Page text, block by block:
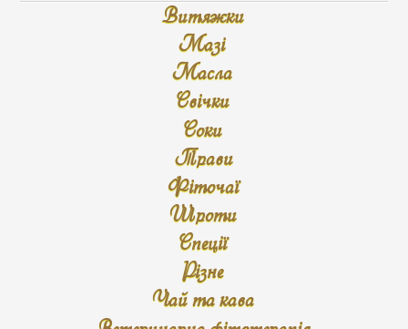
Витяжки
Мазі
Масла
Свічки
Соки
Трави
Фіточаї
Шроти
Спеції
Різне
Чай та кава